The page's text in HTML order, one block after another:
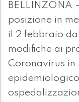
BELLINZONA
posizione in
il 2 febbraio
modifiche ai
Coronavirus in